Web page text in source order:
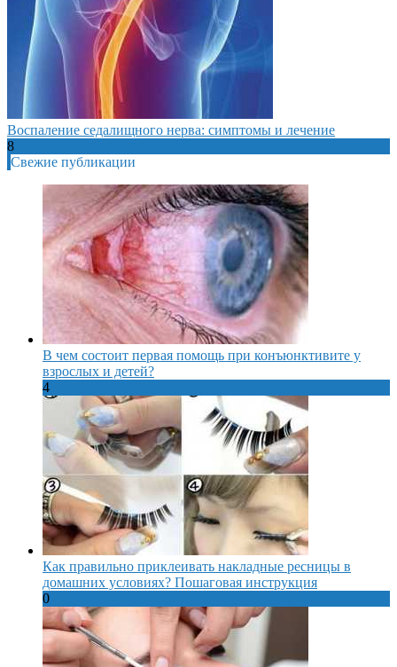
Воспаление седалищного нерва: симптомы и лечение
8
Свежие публикации
В чем состоит первая помощь при конъюнктивите у
взрослых и детей?
4
Как правильно приклеивать накладные ресницы в
домашних условиях? Пошаговая инструкция
0